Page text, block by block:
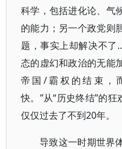
科学，包括进化论、气
的能力；另一个政党则
题，事实上却解决不
态的虚幻和政治的无能
帝国/霸权的结束，
快。”从“历史终结”的
仅仅过去了不到20年。
导致这一时期世界